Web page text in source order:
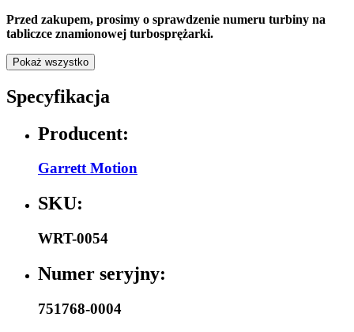
Przed zakupem, prosimy o sprawdzenie numeru turbiny na
tabliczce znamionowej turbosprężarki.
Pokaż wszystko
Specyfikacja
Producent:
Garrett Motion
SKU:
WRT-0054
Numer seryjny:
751768-0004